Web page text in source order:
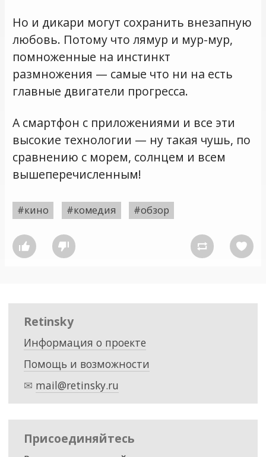
Но и дикари могут сохранить внезапную
любовь. Потому что лямур и мур-мур,
помноженные на инстинкт
размножения — самые что ни на есть
главные двигатели прогресса.
А смартфон с приложениями и все эти
высокие технологии — ну такая чушь, по
сравнению с морем, солнцем и всем
вышеперечисленным!
#кино #комедия #обзор
   
Retinsky
Информация о проекте
Помощь и возможности
✉ mail@retinsky.ru
Присоединяйтесь